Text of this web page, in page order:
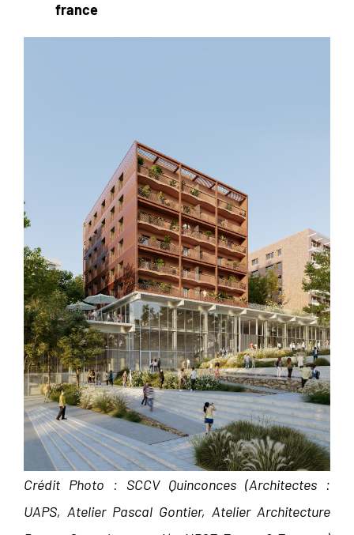
france
Crédit Photo : SCCV Quinconces (Architectes :
UAPS, Atelier Pascal Gontier, Atelier Architecture